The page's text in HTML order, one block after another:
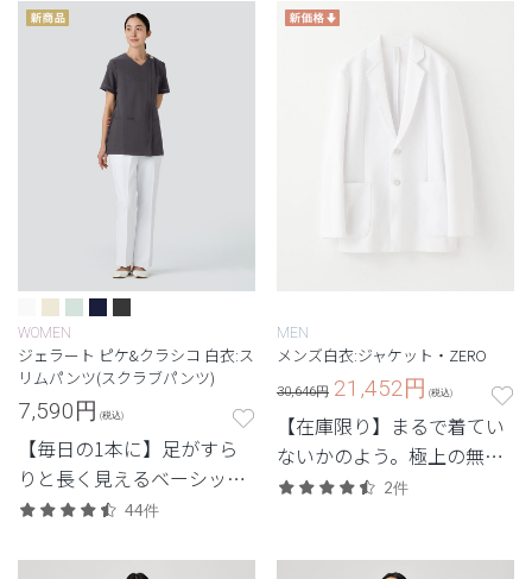
WOMEN
ジェラート ピケ&クラシコ 白衣:ス
リムパンツ(スクラブパンツ)
7,590円 (税込)
【毎日の1本に】足がすら
りと長く見えるベーシック
なデザイン。44件
MEN
メンズ白衣:ジャケット・ZERO
30,646円 21,452円 (税込)
【在庫限り】まるで着てい
ないかのよう。極上の無重
力体験を味わう次世代シリ
2件